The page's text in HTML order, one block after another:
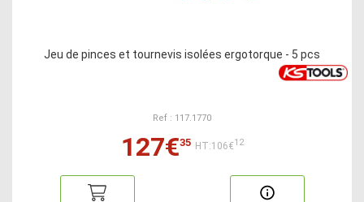
Jeu de pinces et tournevis isolées ergotorque - 5 pcs
Ref : 117.1770
127€35 HT:106€12